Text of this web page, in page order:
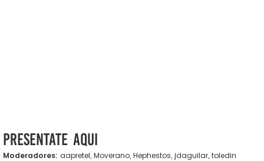
PRESENTATE AQUI
Moderadores: aapretel, Moverano, Hephestos, jdaguilar, toledin